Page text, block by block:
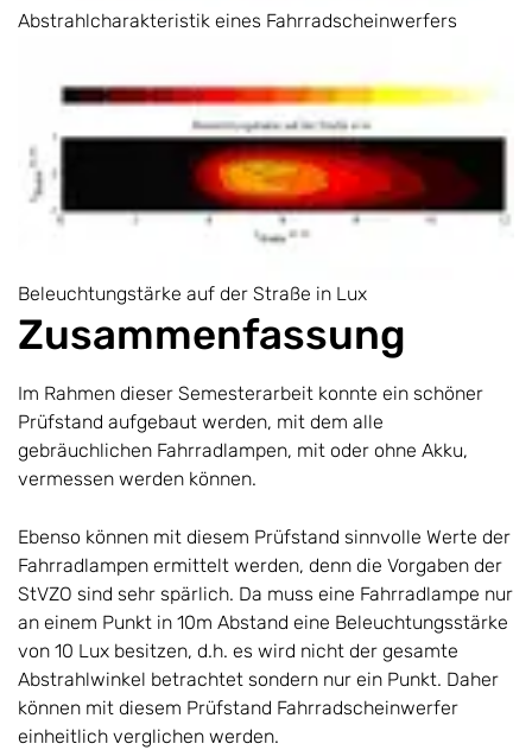
Abstrahlcharakteristik eines Fahrradscheinwerfers
Beleuchtungstärke auf der Straße in Lux
Zusammenfassung
Im Rahmen dieser Semesterarbeit konnte ein schöner
Prüfstand aufgebaut werden, mit dem alle
gebräuchlichen Fahrradlampen, mit oder ohne Akku,
vermessen werden können.
Ebenso können mit diesem Prüfstand sinnvolle Werte der
Fahrradlampen ermittelt werden, denn die Vorgaben der
StVZO sind sehr spärlich. Da muss eine Fahrradlampe nur
an einem Punkt in 10m Abstand eine Beleuchtungsstärke
von 10 Lux besitzen, d.h. es wird nicht der gesamte
Abstrahlwinkel betrachtet sondern nur ein Punkt. Daher
können mit diesem Prüfstand Fahrradscheinwerfer
einheitlich verglichen werden.